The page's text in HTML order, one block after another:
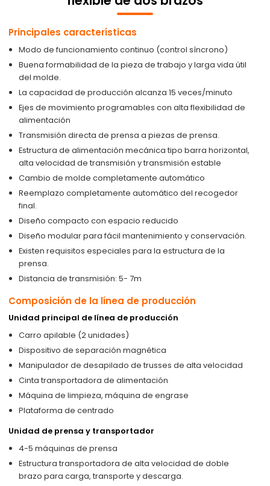
Principales características
Modo de funcionamiento continuo (control síncrono)
Buena formabilidad de la pieza de trabajo y larga vida útil
del molde.
La capacidad de producción alcanza 15 veces/minuto
Ejes de movimiento programables con alta flexibilidad de
alimentación
Transmisión directa de prensa a piezas de prensa.
Estructura de alimentación mecánica tipo barra horizontal,
alta velocidad de transmisión y transmisión estable
Cambio de molde completamente automático
Reemplazo completamente automático del recogedor
final.
Diseño compacto con espacio reducido
Diseño modular para fácil mantenimiento y conservación.
Existen requisitos especiales para la estructura de la
prensa.
Distancia de transmisión: 5- 7m
Composición de la línea de producción
Unidad principal de línea de producción
Carro apilable (2 unidades)
Dispositivo de separación magnética
Manipulador de desapilado de trusses de alta velocidad
Cinta transportadora de alimentación
Máquina de limpieza, máquina de engrase
Plataforma de centrado
Unidad de prensa y transportador
4-5 máquinas de prensa
Estructura transportadora de alta velocidad de doble
brazo para carga, transporte y descarga.